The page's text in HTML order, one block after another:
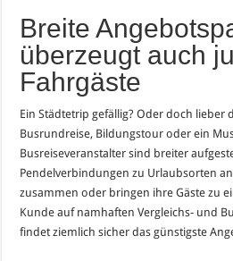
Breite
überzeugt auch
Fahrgäste
Ein Städtetrip gefällig? Oder doch lieber
Busrundreise, Bildungstour oder ein
Busreiseveranstalter sind breiter
Pendelverbindungen zu Urlaubsorten
zusammen oder bringen ihre Gäste zu
Kunde auf namhaften Vergleichs- und
findet ziemlich sicher das günstigste